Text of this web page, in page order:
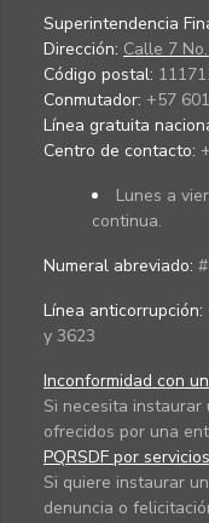
Superintendencia
Dirección: Calle 7
Código postal:
Conmutador: +57
Línea gratuita
Centro de contacto:
Lunes a
continua.
Numeral abreviado:
Línea anticorrupción:
y 3623
Inconformidad con
Si necesita instaurar
ofrecidos por una
PQRSDF por
Si quiere instaurar
denuncia o